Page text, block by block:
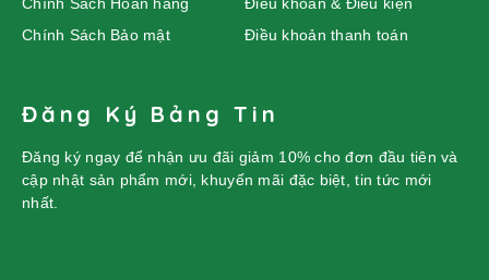
Chính Sách Bảo mật
Điều khoản thanh toán
Đăng Ký Bảng Tin
Đăng ký ngay để nhận ưu đãi giảm 10% cho đơn đầu tiên và
cập nhật sản phẩm mới, khuyến mãi đặc biệt, tin tức mới
nhất.